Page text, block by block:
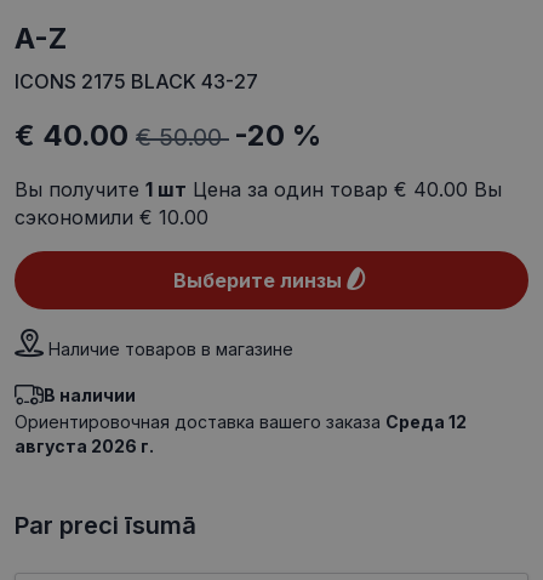
A-Z
ICONS 2175 BLACK 43-27
€ 40.00 € 50.00 -20 %
Вы получите 1 шт Цена за один товар € 40.00 Вы
сэкономили € 10.00
Выберите линзы
Наличие товаров в магазине
В наличии
Ориентировочная доставка вашего заказа Среда 12
августа 2026 г.
Par preci īsumā